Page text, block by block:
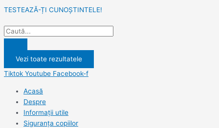
TESTEAZĂ-ȚI CUNOȘTINTELE!
Vezi toate rezultatele
Tiktok Youtube Facebook-f
Acasă
Despre
Informații utile
Siguranța copiilor